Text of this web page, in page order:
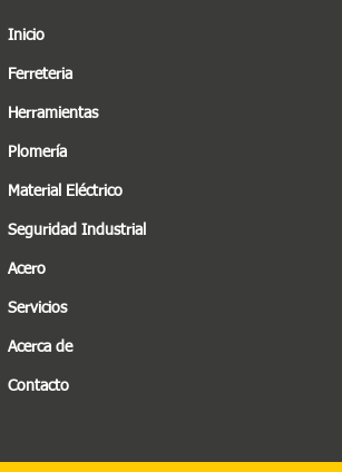
Inicio
Ferreteria
Herramientas
Plomería
Material Eléctrico
Seguridad Industrial
Acero
Servicios
Acerca de
Contacto